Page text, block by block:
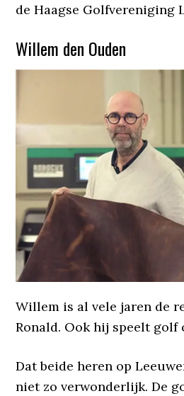
de Haagse Golfvereniging
Willem den Ouden
Willem is al vele jaren de
Ronald. Ook hij speelt golf
Dat beide heren op
niet zo verwonderlijk. De